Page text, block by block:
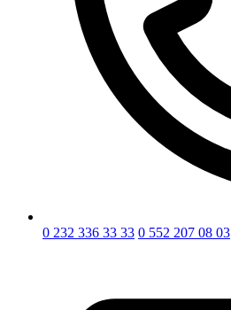
0 232 336 33 33 0 552 207 08 03